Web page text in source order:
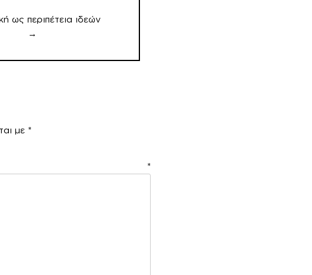
ως περιπέτεια ιδεών
→
με *
*